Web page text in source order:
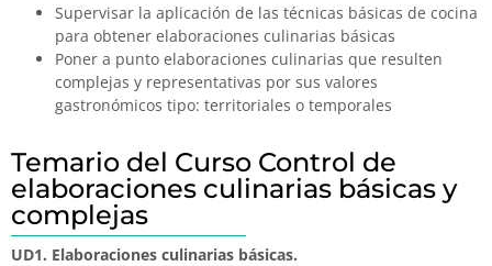
Supervisar la aplicación de las técnicas básicas de cocina
para obtener elaboraciones culinarias básicas
Poner a punto elaboraciones culinarias que resulten
complejas y representativas por sus valores
gastronómicos tipo: territoriales o temporales
Temario del Curso Control de
elaboraciones culinarias básicas y
complejas
UD1. Elaboraciones culinarias básicas.